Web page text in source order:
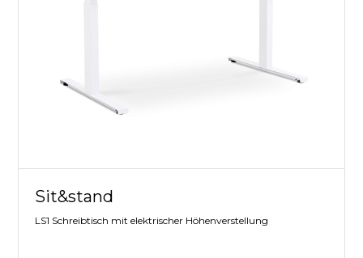
Sit&stand
LS1 Schreibtisch mit elektrischer Höhenverstellung